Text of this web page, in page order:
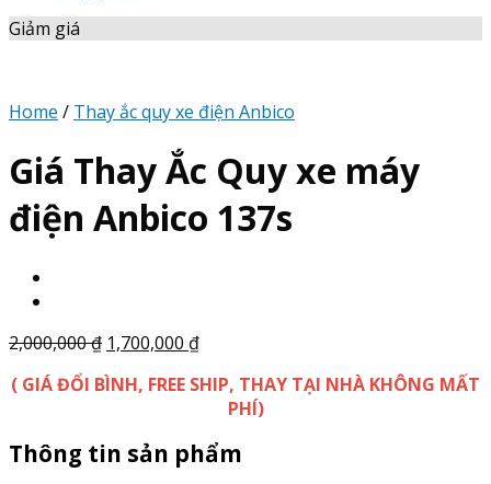
Giảm giá
Home / Thay ắc quy xe điện Anbico
Giá Thay Ắc Quy xe máy
điện Anbico 137s
2,000,000₫ 1,700,000 ₫
( GIÁ ĐỔI BÌNH, FREE SHIP, THAY TẠI NHÀ KHÔNG MẤT
PHÍ)
Thông tin sản phẩm